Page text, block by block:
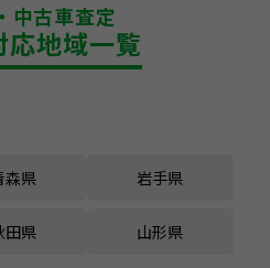
中古車査定
応地域一覧
森県 岩手県
田県 山形県